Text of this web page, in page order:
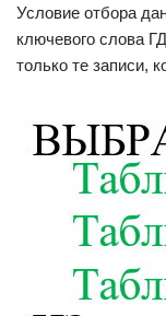
Условие отбора
ключевого слова
только те записи,